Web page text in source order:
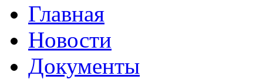
Главная
Новости
Документы